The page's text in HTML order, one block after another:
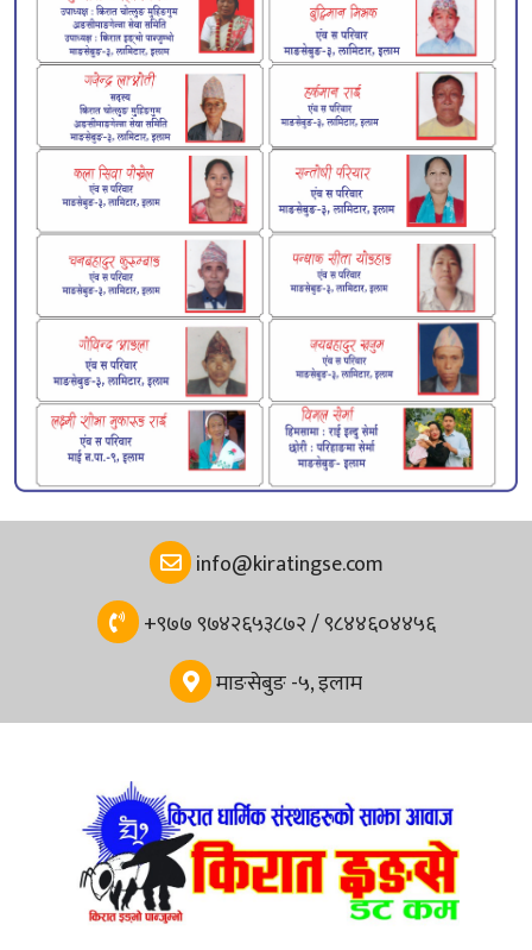
info@kiratingse.com
+९७७ ९७४२६५३८७२ / ९८४४६०४४५६
माङसेबुङ -५, इलाम